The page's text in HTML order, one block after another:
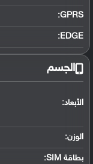
GPRS:
EDGE:
الجسم
الأبعاد:
الوزن:
بطاقة SIM: